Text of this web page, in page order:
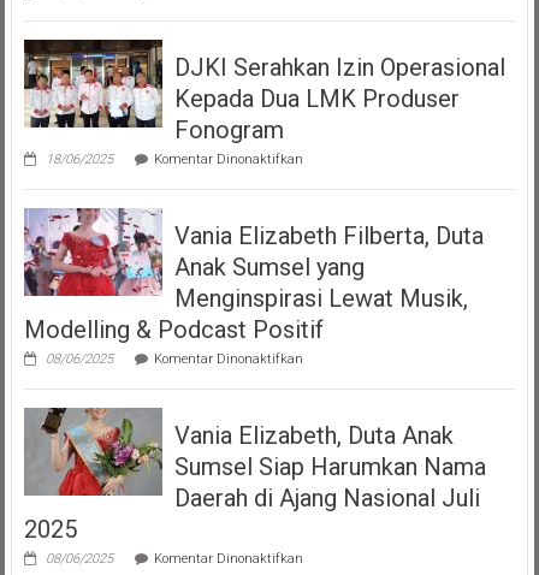
Seperempat
Bangga
Mempersembahkan
Podcast
DJKI Serahkan Izin Operasional
Kepada Dua LMK Produser
Fonogram
18/06/2025 Komentar Dinonaktifkanpada
Serahkan
Operasional
Kepada
Dua
LMK
Produser
Fonogram
Vania Elizabeth Filberta, Duta
Anak Sumsel yang
Menginspirasi Lewat Musik,
Modelling & Podcast Positif
08/06/2025 Komentar Dinonaktifkanpada
Elizabeth
Duta
Anak
Sumsel
Menginspirasi
Modelling
Vania Elizabeth, Duta Anak
Sumsel Siap Harumkan Nama
Daerah di Ajang Nasional Juli
2025
08/06/2025 Komentar Dinonaktifkanpada